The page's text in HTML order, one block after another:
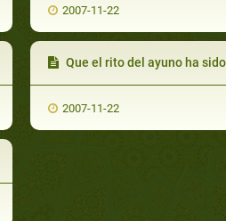
2007-11-22
Que el rito del ayuno ha
2007-11-22